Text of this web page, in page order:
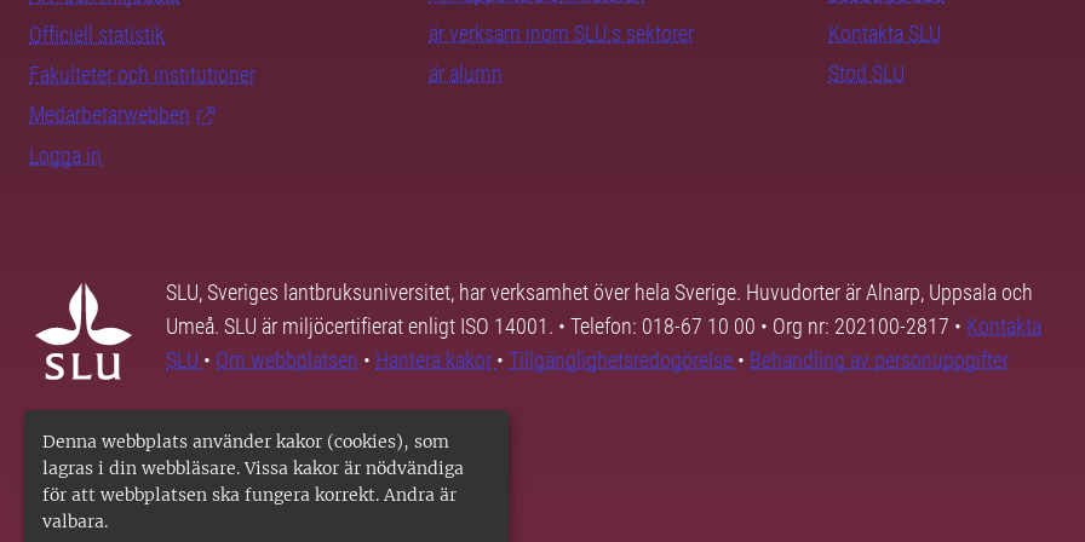
Denna webbplats använder kakor (cookies), som
lagras i din webbläsare. Vissa kakor är nödvändiga
för att webbplatsen ska fungera korrekt. Andra är
valbara.
Officiell statistik
Fakulteter och institutioner
Medarbetarwebben
Logga in
är verksam inom SLU:s sektorer
är alumn
Kontakta SLU
Stöd SLU
SLU, Sveriges lantbruksuniversitet, har verksamhet över hela Sverige. Huvudorter är Alnarp, Uppsala och
Umeå. SLU är miljöcertifierat enligt ISO 14001. • Telefon: 018-67 10 00 • Org nr: 202100-2817 • Kontakta
SLU • Om webbplatsen • Hantera kakor • Tillgänglighetsredogörelse • Behandling av personuppgifter